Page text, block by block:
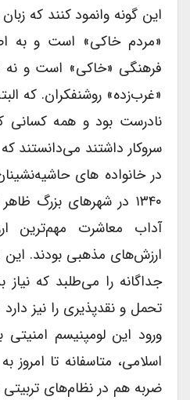
این گونه وانمود کنند که
«مردم خاکی» است و به
فرهنگی «خاکی» است و نه
«غرب‌زده» روشنفکران. که
نادرست بود و همه کسانی
سروکار داشتند می‌دانستند که
در خانواده های
۱۳۴۰ در شهرهای بزرگ
آداب معاشرت مهم‌ترین
ارزش‌های مذهبی بودند. این
جداگانه را می‌طلبد که نیاز
تحمل و نقد‌پذیری را نیز دارد
ورود این لومپنیسم امنیتی
اسلامی، متاسفانه تا امروز
ضربه هم در نظام‌های تربیتی